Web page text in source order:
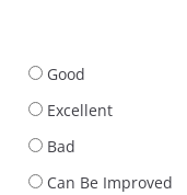
Good
Excellent
Bad
Can Be Improved